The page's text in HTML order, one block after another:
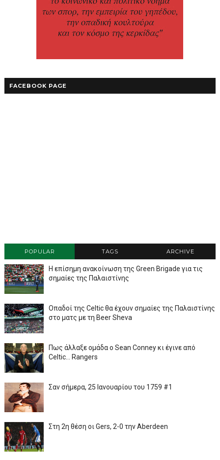
FACEBOOK PAGE
POPULAR TAGS ARCHIVE
Η επίσημη ανακοίνωση της Green Brigade για τις
σημαίες της Παλαιστίνης
Οπαδοί της Celtic θα έχουν σημαίες της Παλαιστίνης
στο ματς με τη Beer Sheva
Πως άλλαξε ομάδα ο Sean Conney κι έγινε από
Celtic... Rangers
Σαν σήμερα, 25 Ιανουαρίου του 1759 #1
Στη 2η θέση οι Gers, 2-0 την Aberdeen